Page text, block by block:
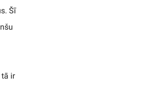
Šī
ir